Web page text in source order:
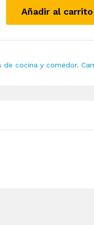
Añadir al carrito
de cocina y comedor,